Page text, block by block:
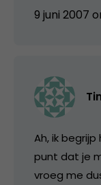
9 juni 2007
Ah, ik
punt dat je
vroeg me